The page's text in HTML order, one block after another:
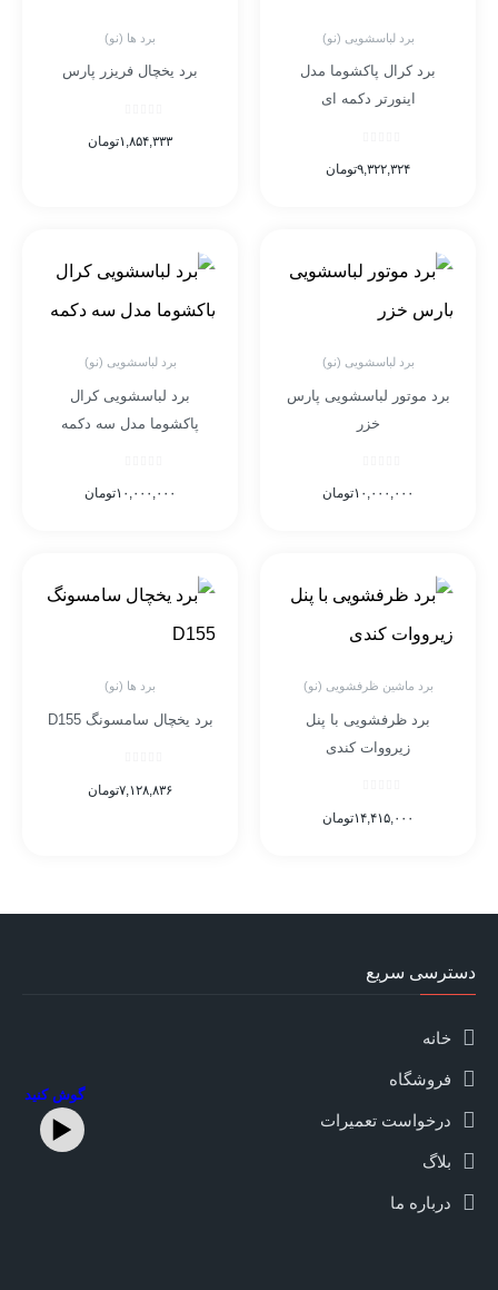
برد لباسشویی (نو)
برد کرال پاکشوما مدل
اینورتر دکمه ای
تومان۹,۳۲۲,۳۲۴
برد ها (نو)
برد یخچال فریزر پارس
تومان۱,۸۵۴,۳۳۳
برد لباسشویی (نو)
برد موتور لباسشویی پارس
خزر
تومان۱۰,۰۰۰,۰۰۰
برد لباسشویی (نو)
برد لباسشویی کرال
پاکشوما مدل سه دکمه
تومان۱۰,۰۰۰,۰۰۰
برد ماشین ظرفشویی (نو)
برد ظرفشویی با پنل
زیرووات کندی
تومان۱۴,۴۱۵,۰۰۰
برد ها (نو)
برد یخچال سامسونگ D155
تومان۷,۱۲۸,۸۳۶
دسترسی سریع
خانه
فروشگاه
درخواست تعمیرات
بلاگ
درباره ما
گوش کنید